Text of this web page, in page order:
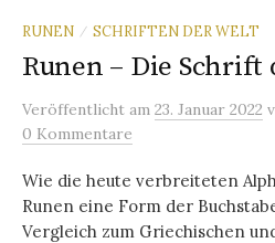
RUNEN / SCHRIFTEN DER WELT
Runen – Die Schrift
Veröffentlicht am 23. Januar 2022
0 Kommentare
Wie die heute verbreiteten
Runen eine Form der
Vergleich zum Griechischen